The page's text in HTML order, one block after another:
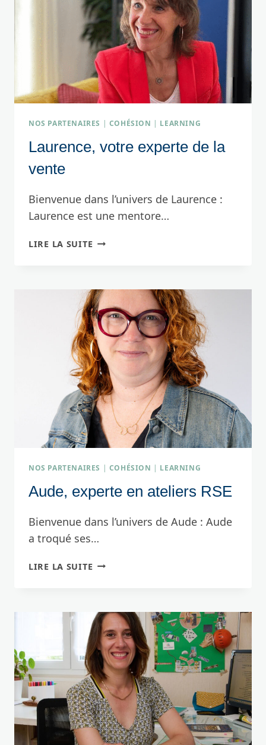
NOS PARTENAIRES | COHÉSION | LEARNING
Laurence, votre experte de la
vente
Bienvenue dans l’univers de Laurence :
Laurence est une mentore…
LIRE LA SUITELAURENCE,
LA
VENTE
NOS PARTENAIRES | COHÉSION | LEARNING
Aude, experte en ateliers RSE
Bienvenue dans l’univers de Aude : Aude
a troqué ses…
LIRE LA SUITEAUDE,
RSE